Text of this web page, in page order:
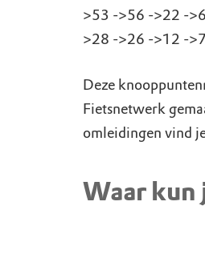
>53 ->56 ->22 -
>28 ->26 ->12 -
Deze
Fietsnetwerk
omleidingen vind
Waar kun